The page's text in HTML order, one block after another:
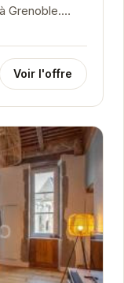
Grenoble.
Voir l'offre